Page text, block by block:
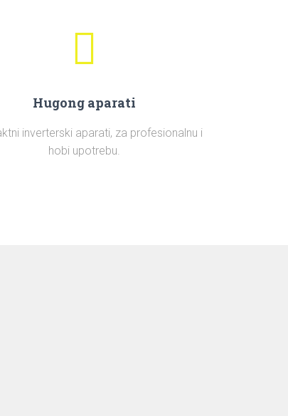
Hugong aparati
inverterski aparati, za profesionalnu i
hobi upotrebu.